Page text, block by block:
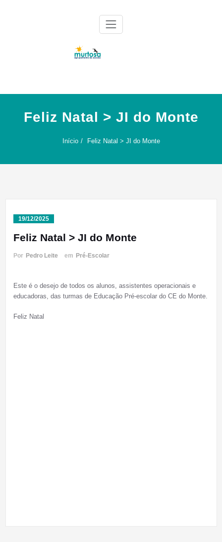
Feliz Natal > JI do Monte
Início Feliz Natal > JI do Monte
19/12/2025
Feliz Natal > JI do Monte
Por Pedro Leite em Pré-Escolar
Este é o desejo de todos os alunos, assistentes operacionais e
educadoras, das turmas de Educação Pré-escolar do CE do Monte.
Feliz Natal